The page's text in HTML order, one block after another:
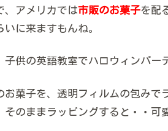
、アメリカでは市販のお菓子を配
いに来ますもんね。
子供の英語教室でハロウィンパー
お菓子を、透明フィルムの包みで
そのままラッピングすると・・可